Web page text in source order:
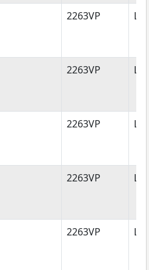
2263VP
2263VP
2263VP
2263VP
2263VP